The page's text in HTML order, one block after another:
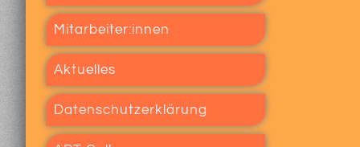
Mitarbeiter:innen
Aktuelles
Datenschutzerklärung